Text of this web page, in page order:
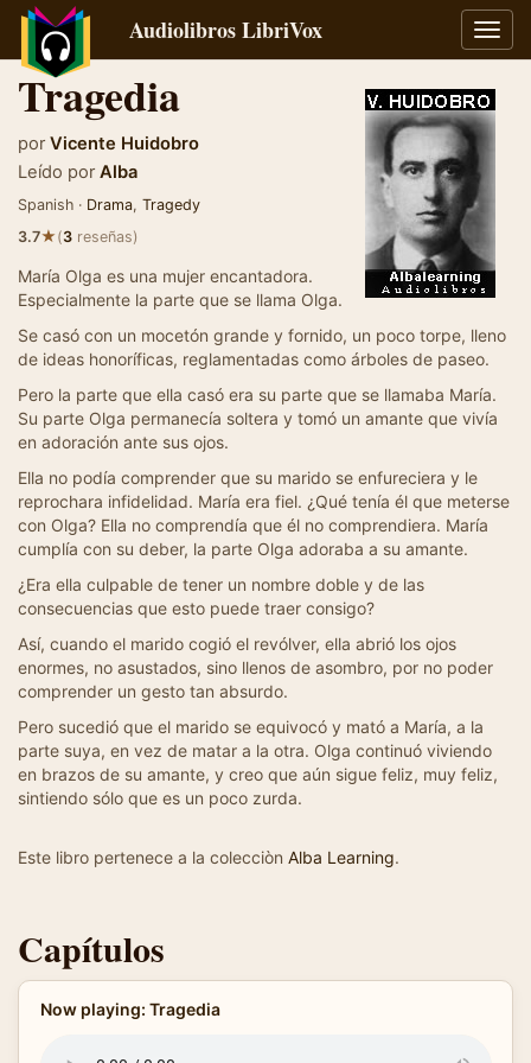
Audiolibros LibriVox
Tragedia
por Vicente Huidobro
Leído por Alba
Spanish · Drama, Tragedy
3.7★(3 reseñas)
María Olga es una mujer encantadora.
Especialmente la parte que se llama Olga.
Se casó con un mocetón grande y fornido, un poco torpe, lleno
de ideas honoríficas, reglamentadas como árboles de paseo.
Pero la parte que ella casó era su parte que se llamaba María.
Su parte Olga permanecía soltera y tomó un amante que vivía
en adoración ante sus ojos.
Ella no podía comprender que su marido se enfureciera y le
reprochara infidelidad. María era fiel. ¿Qué tenía él que meterse
con Olga? Ella no comprendía que él no comprendiera. María
cumplía con su deber, la parte Olga adoraba a su amante.
¿Era ella culpable de tener un nombre doble y de las
consecuencias que esto puede traer consigo?
Así, cuando el marido cogió el revólver, ella abrió los ojos
enormes, no asustados, sino llenos de asombro, por no poder
comprender un gesto tan absurdo.
Pero sucedió que el marido se equivocó y mató a María, a la
parte suya, en vez de matar a la otra. Olga continuó viviendo
en brazos de su amante, y creo que aún sigue feliz, muy feliz,
sintiendo sólo que es un poco zurda.
Este libro pertenece a la colecciòn Alba Learning.
Capítulos
Now playing: Tragedia